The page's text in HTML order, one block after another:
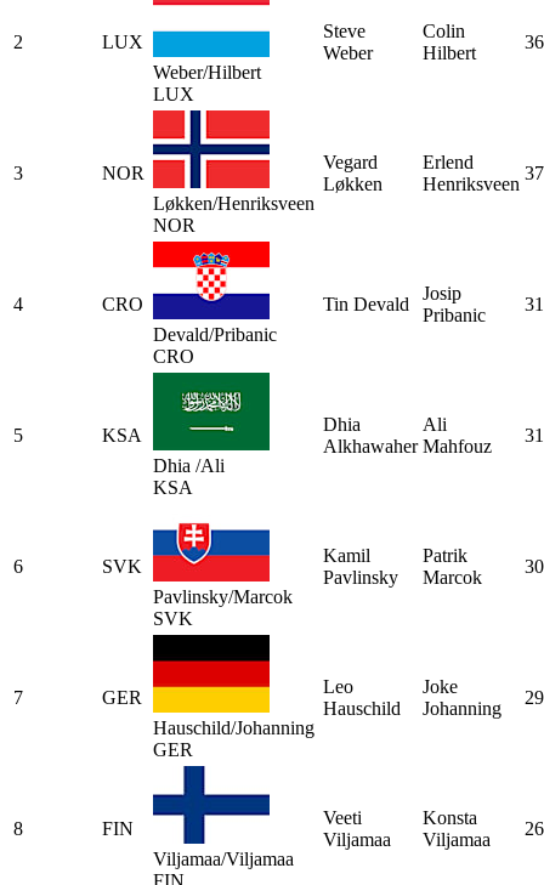
2
LUX
Weber/Hilbert
LUX
Steve
Weber
Colin
Hilbert
3
NOR
Løkken/Henriksveen
NOR
Vegard
Løkken
Erlend
Henriksveen
4
CRO
Devald/Pribanic
CRO
Tin Devald
Josip
Pribanic
5
KSA
Dhia /Ali
KSA
Dhia
Alkhawaher
Ali
Mahfouz
6
SVK
Pavlinsky/Marcok
SVK
Kamil
Pavlinsky
Patrik
Marcok
7
GER
Hauschild/Johanning
GER
Leo
Hauschild
Joke
Johanning
8
FIN
Viljamaa/Viljamaa
FIN
Veeti
Viljamaa
Konsta
Viljamaa